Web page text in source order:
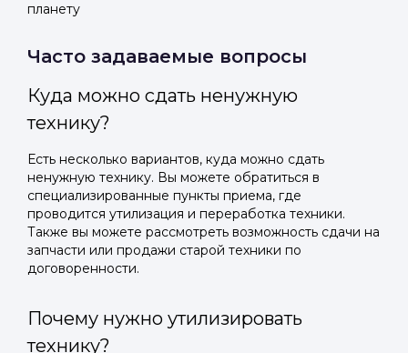
планету
Часто задаваемые вопросы
Куда можно сдать ненужную
технику?
Есть несколько вариантов, куда можно сдать
ненужную технику. Вы можете обратиться в
специализированные пункты приема, где
проводится утилизация и переработка техники.
Также вы можете рассмотреть возможность сдачи на
запчасти или продажи старой техники по
договоренности.
Почему нужно утилизировать
технику?